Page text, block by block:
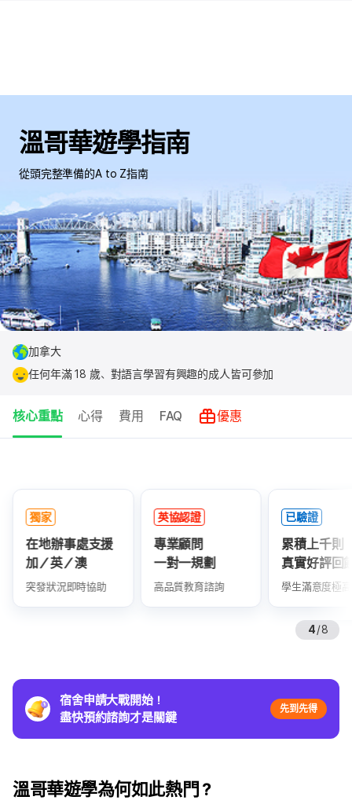
溫哥華遊學指南
從頭完整準備的A to Z指南
加拿大
任何年滿 18 歲、對語言學習有興趣的成人皆可參加
核心重點 心得 費用 FAQ 優惠
4/8
獨家
在地辦事處支援
加／英／澳
突發狀況即時協助
英協認證
專業顧問
一對一規劃
高品質教育諮詢
已驗證
累積上千則
真實好評回
學生滿意度極高
宿舍申請大戰開始！
盡快預約諮詢才是關鍵
先到先得
溫哥華遊學為何如此熱門？